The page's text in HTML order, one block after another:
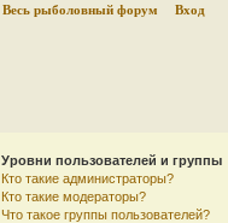
Весь рыболовный форум Вход
Уровни пользователей и группы
Кто такие администраторы?
Кто такие модераторы?
Что такое группы пользователей?